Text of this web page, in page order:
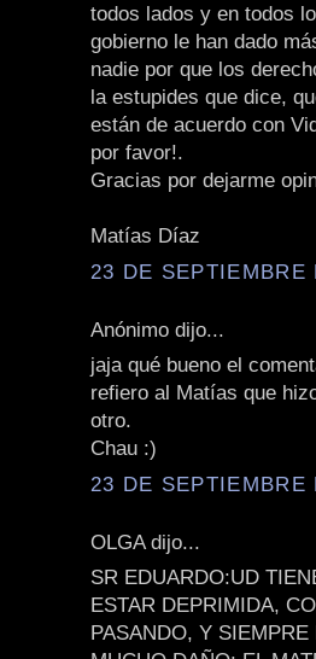
todos lados y en todos
gobierno le han dado
nadie por que los
la estupides que dice,
están de acuerdo con
por favor!.
Gracias por dejarme
Matías Díaz
23 DE
Anónimo dijo...
jaja qué bueno el
refiero al Matías que
otro.
Chau :)
23 DE
OLGA dijo...
SR EDUARDO:UD
ESTAR DEPRIMIDA,
PASANDO, Y